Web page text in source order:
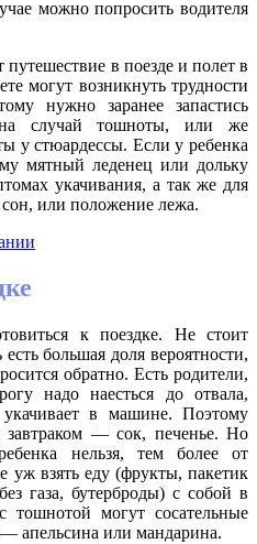
можно попросить водителя
в поезде и полет в
могут возникнуть трудности
нужно заранее запастись
случай тошноты, или же
у стюардессы. Если у ребенка
мятный леденец или дольку
укачивания, а так же для
или положение лежа.
к поездке. Не стоит
большая доля вероятности,
обратно. Есть родители,
надо наесться до отвала,
укачивает в машине. Поэтому
завтраком — сок, печенье. Но
нельзя, тем более от
уж взять еду (фрукты, пакетик
газа, бутерброды) с собой в
тошнотой могут сосательные
апельсина или мандарина.